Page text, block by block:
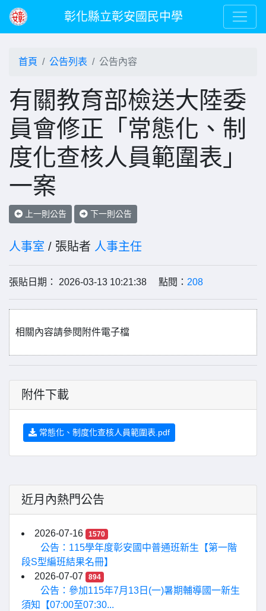
彰化縣立彰安國民中學
首頁 公告列表 公告內容
有關教育部檢送大陸委
員會修正「常態化、制
度化查核人員範圍表」
一案
上一則公告 下一則公告
人事室 / 張貼者 人事主任
張貼日期： 2026-03-13 10:21:38 點閱： 208
相關內容請參閱附件電子檔
附件下載
常態化、制度化查核人員範圍表.pdf
近月內熱門公告
2026-07-16 1570
公告：115學年度彰安國中普通班新生【第一階
段S型編班結果名冊】
2026-07-07
894
公告：參加115年7月13日(一)暑期輔導國一新生
須知【07:00至07:30...